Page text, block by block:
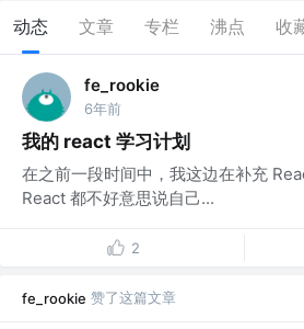
动态 文章 专栏 沸点 收
fe_rookie
6年前
我的 react 学习计划
在之前一段时间中，我这边在补充
React 都不好意思说自己...
2
fe_rookie 赞了这篇文章